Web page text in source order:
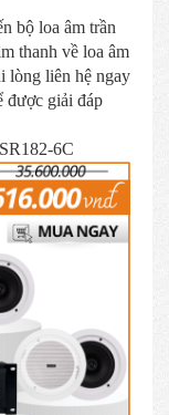
bộ loa âm trần
thanh về loa âm
lòng liên hệ ngay
được giải đáp
6C